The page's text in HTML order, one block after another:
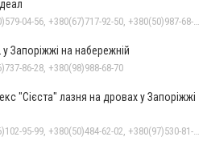
Запоріжжі на набережній
86-28, +380(98)988-68-70
"Сієста" лазня на дровах у Запоріжжі